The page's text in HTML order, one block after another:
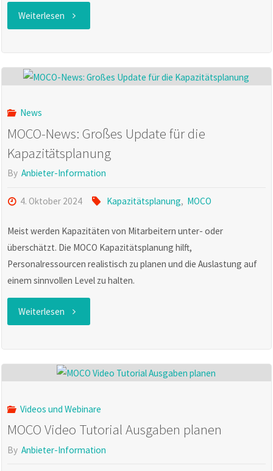
Weiterlesen "MOCO
E-
und
verarbeiten"
News
MOCO-News: Großes Update für die
Kapazitätsplanung
By Anbieter-Information
4. Oktober 2024 Kapazitätsplanung, MOCO
Meist werden Kapazitäten von Mitarbeitern unter- oder
überschätzt. Die MOCO Kapazitätsplanung hilft,
Personalressourcen realistisch zu planen und die Auslastung auf
einem sinnvollen Level zu halten.
Weiterlesen "MOCO-
Großes Update
Kapazitätsplanung"
Videos und Webinare
MOCO Video Tutorial Ausgaben planen
By Anbieter-Information